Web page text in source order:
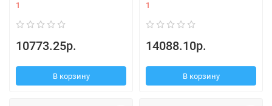
1
10773.25р.
В корзину
1
14088.10р.
В корзину